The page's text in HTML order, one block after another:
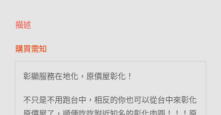
描述
購買需知
彰顯服務在地化，原價屋彰化！
不只是不用跑台中，相反的你也可以從台中來彰化